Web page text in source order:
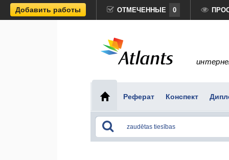
Добавить работы ОТМЕЧЕННЫЕ 0
Реферат Конспект